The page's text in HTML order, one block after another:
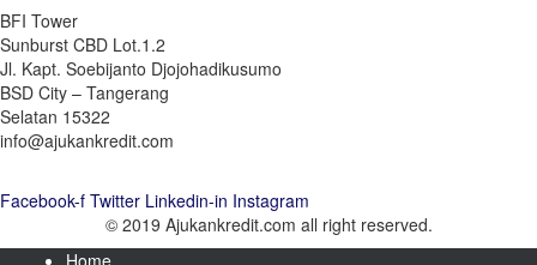
BFI Tower
Sunburst CBD Lot.1.2
Jl. Kapt. Soebijanto Djojohadikusumo
BSD City – Tangerang
Selatan 15322
info@ajukankredit.com
Facebook-f Twitter Linkedin-in Instagram
© 2019 Ajukankredit.com all right reserved.